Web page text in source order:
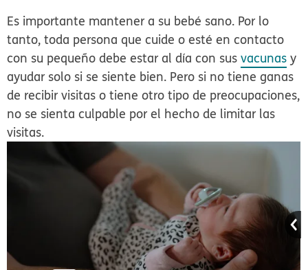
Es importante mantener a su bebé sano. Por lo
tanto, toda persona que cuide o esté en contacto
con su pequeño debe estar al día con susvacunas y
ayudar solo si se siente bien. Pero si no tiene ganas
de recibir visitas o tiene otro tipo de preocupaciones,
no se sienta culpable por el hecho de limitar las
visitas.